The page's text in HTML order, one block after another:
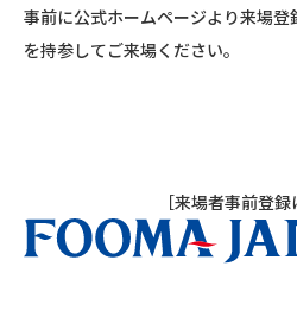
事前に公式ホームページより来場
を持参してご来場ください。
［来場者事前登録